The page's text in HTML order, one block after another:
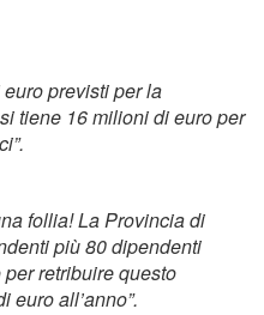
previsti per la
tiene 16 milioni di euro per
follia! La Provincia di
più 80 dipendenti
retribuire questo
euro all’anno”.